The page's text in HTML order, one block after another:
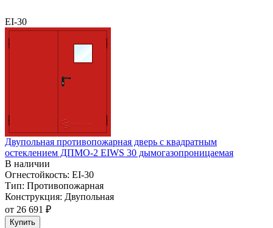
EI-30
Двупольная противопожарная дверь с квадратным
остеклением ДПМО-2 EIWS 30 дымогазопроницаемая
В наличии
Огнестойкость: EI-30
Тип: Противопожарная
Конструкция: Двупольная
от 26 691 ₽
Купить